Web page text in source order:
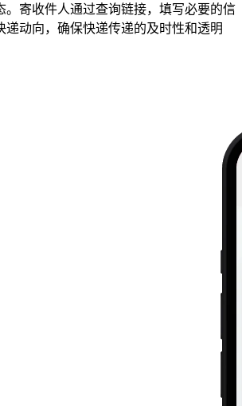
。寄收件人通过查询链接，填写必要的信
递动向，确保快递传递的及时性和透明